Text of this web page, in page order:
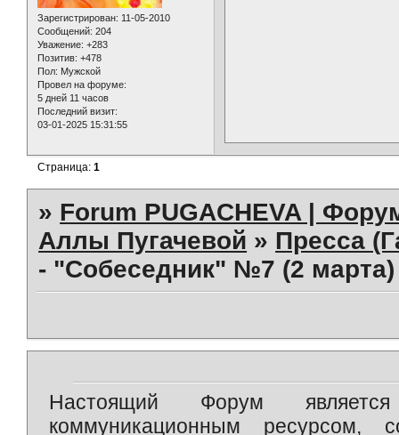
Зарегистрирован: 11-05-2010
Сообщений: 204
Уважение: +283
Позитив: +478
Пол: Мужской
Провел на форуме:
5 дней 11 часов
Последний визит:
03-01-2025 15:31:55
Страница:1
» Forum PUGACHEVA |
Аллы Пугачевой » Пресса
- "Собеседник" №7 (2
Настоящий Форум является
коммуникационным ресурсом,